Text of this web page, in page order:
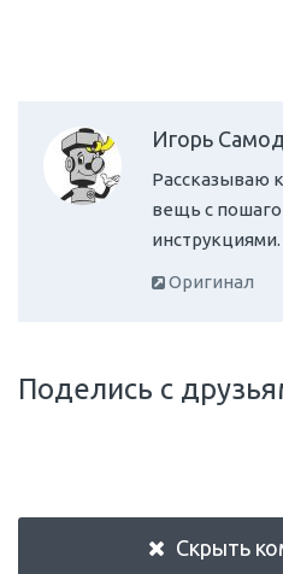
Игорь
Рассказываю
вещь с
инструкциями.
Оригинал
Поделись с
Скрыть